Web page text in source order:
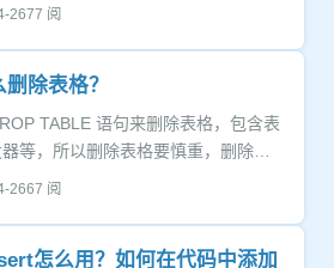
2677 阅
除表格？
TABLE 语句来删除表格，包含表
等，所以删除表格要慎重，删除后
2667 阅
怎么用？如何在代码中添加